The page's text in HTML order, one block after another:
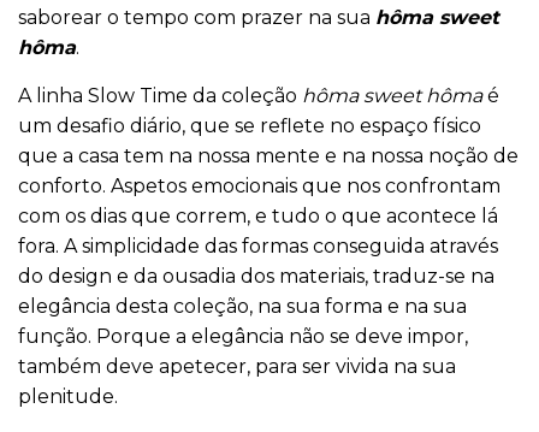
saborear o tempo com prazer na sua hôma sweet
hôma.
A linha Slow Time da coleção hôma sweet hômaé
um desafio diário, que se reflete no espaço físico
que a casa tem na nossa mente e na nossa noção de
conforto. Aspetos emocionais que nos confrontam
com os dias que correm, e tudo o que acontece lá
fora. A simplicidade das formas conseguida através
do design e da ousadia dos materiais, traduz-se na
elegância desta coleção, na sua forma e na sua
função. Porque a elegância não se deve impor,
também deve apetecer, para ser vivida na sua
plenitude.